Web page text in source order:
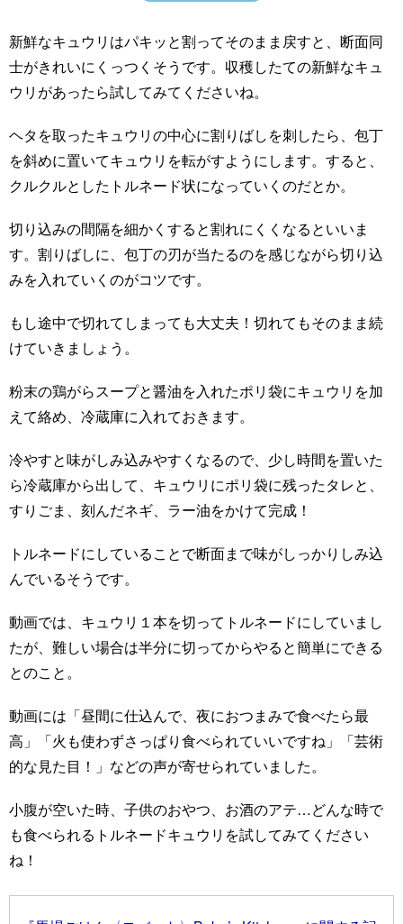
新鮮なキュウリはパキッと割ってそのまま戻すと、断面同
士がきれいにくっつくそうです。収穫したての新鮮なキュ
ウリがあったら試してみてくださいね。
ヘタを取ったキュウリの中心に割りばしを刺したら、包丁
を斜めに置いてキュウリを転がすようにします。すると、
クルクルとしたトルネード状になっていくのだとか。
切り込みの間隔を細かくすると割れにくくなるといいま
す。割りばしに、包丁の刃が当たるのを感じながら切り込
みを入れていくのがコツです。
もし途中で切れてしまっても大丈夫！切れてもそのまま続
けていきましょう。
粉末の鶏がらスープと醤油を入れたポリ袋にキュウリを加
えて絡め、冷蔵庫に入れておきます。
冷やすと味がしみ込みやすくなるので、少し時間を置いた
ら冷蔵庫から出して、キュウリにポリ袋に残ったタレと、
すりごま、刻んだネギ、ラー油をかけて完成！
トルネードにしていることで断面まで味がしっかりしみ込
んでいるそうです。
動画では、キュウリ１本を切ってトルネードにしていまし
たが、難しい場合は半分に切ってからやると簡単にできる
とのこと。
動画には「昼間に仕込んで、夜におつまみで食べたら最
高」「火も使わずさっぱり食べられていいですね」「芸術
的な見た目！」などの声が寄せられていました。
小腹が空いた時、子供のおやつ、お酒のアテ…どんな時で
も食べられるトルネードキュウリを試してみてください
ね！